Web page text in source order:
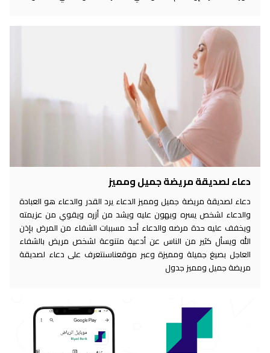
دعاء لصديقة مريضة جميل ومميز
دعاء لصديقة مريضة جميل ومميز الدعاء يرد القدر والدعاء هو العبادة
والدعاء لشخص يسره ويهون عليه ويشد من أزره ويقوي من عزيمته
ويخفف عليه حدة مرضه والدعاء أحد مسببات الشفاء من المرض بإذن
الله ويسأل كثير من الناس عن أدعية متنوعة لشخص مريض بالشفاء
العاجل بصيغ جميلة ومميزة وعبر موقعناسنتعرف على دعاء لصديقة
مريضة جميل ومميز جدول